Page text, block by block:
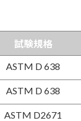
試験規格
ASTM D 638
ASTM D 638
ASTM D2671